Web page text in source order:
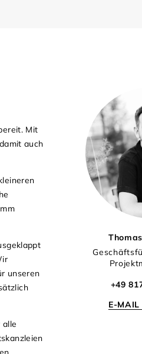
Mit
auch
unseren
+49
E-MAIL